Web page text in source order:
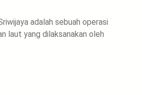
adalah sebuah operasi
laut yang dilaksanakan oleh